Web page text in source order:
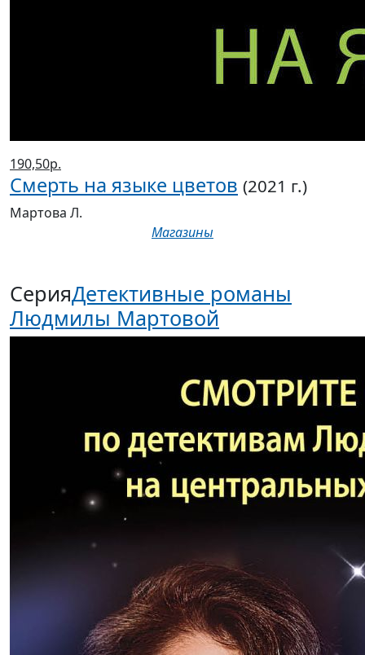
190,50р.
Смерть на языке цветов (2021 г.)
Мартова Л.
Магазины
СерияДетективные романы
Людмилы Мартовой